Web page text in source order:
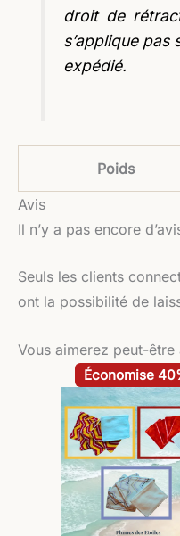
droit de
s’applique pas
expédié.
Poids
Avis
Il n’y a pas encore
Seuls les clients
ont la possibilité de
Vous aimerez peut-
Économise
Le
prix
initial
était :
6,50 €.
Le
prix
est